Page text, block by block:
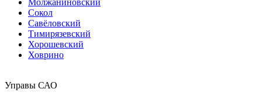
Сокол
Савёловский
Тимирязевский
Хорошевский
Ховрино
Управы САО